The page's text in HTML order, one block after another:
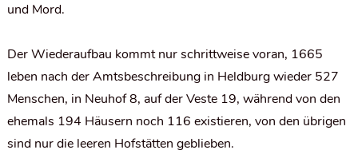
und Mord.
Der Wiederaufbau kommt nur schrittweise voran, 1665
leben nach der Amtsbeschreibung in Heldburg wieder 527
Menschen, in Neuhof 8, auf der Veste 19, während von den
ehemals 194 Häusern noch 116 existieren, von den übrigen
sind nur die leeren Hofstätten geblieben.